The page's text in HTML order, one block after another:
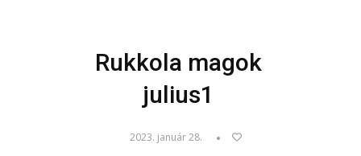
Rukkola magok
julius1
2023. január 28.